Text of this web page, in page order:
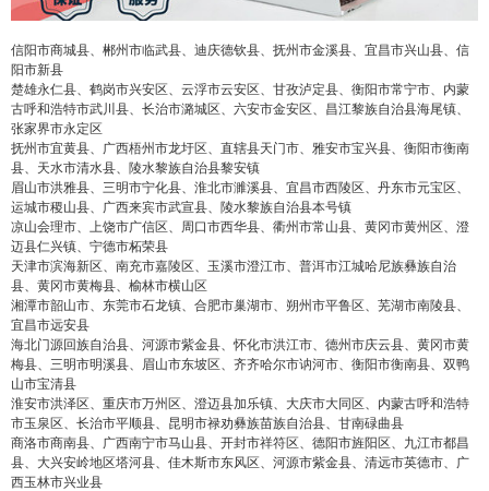
信阳市商城县、郴州市临武县、迪庆德钦县、抚州市金溪县、宜昌市兴山县、信
阳市新县
楚雄永仁县、鹤岗市兴安区、云浮市云安区、甘孜泸定县、衡阳市常宁市、内蒙
古呼和浩特市武川县、长治市潞城区、六安市金安区、昌江黎族自治县海尾镇、
张家界市永定区
抚州市宜黄县、广西梧州市龙圩区、直辖县天门市、雅安市宝兴县、衡阳市衡南
县、天水市清水县、陵水黎族自治县黎安镇
眉山市洪雅县、三明市宁化县、淮北市濉溪县、宜昌市西陵区、丹东市元宝区、
运城市稷山县、广西来宾市武宣县、陵水黎族自治县本号镇
凉山会理市、上饶市广信区、周口市西华县、衢州市常山县、黄冈市黄州区、澄
迈县仁兴镇、宁德市柘荣县
天津市滨海新区、南充市嘉陵区、玉溪市澄江市、普洱市江城哈尼族彝族自治
县、黄冈市黄梅县、榆林市横山区
湘潭市韶山市、东莞市石龙镇、合肥市巢湖市、朔州市平鲁区、芜湖市南陵县、
宜昌市远安县
海北门源回族自治县、河源市紫金县、怀化市洪江市、德州市庆云县、黄冈市黄
梅县、三明市明溪县、眉山市东坡区、齐齐哈尔市讷河市、衡阳市衡南县、双鸭
山市宝清县
淮安市洪泽区、重庆市万州区、澄迈县加乐镇、大庆市大同区、内蒙古呼和浩特
市玉泉区、长治市平顺县、昆明市禄劝彝族苗族自治县、甘南碌曲县
商洛市商南县、广西南宁市马山县、开封市祥符区、德阳市旌阳区、九江市都昌
县、大兴安岭地区塔河县、佳木斯市东风区、河源市紫金县、清远市英德市、广
西玉林市兴业县